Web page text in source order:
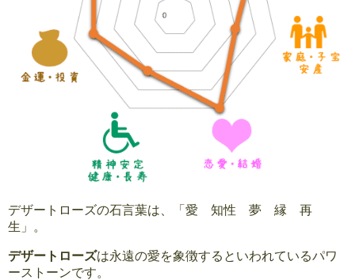
デザートローズの石言葉は、「愛 知性 夢 縁 再
生」。
デザートローズは永遠の愛を象徴するといわれているパワ
ーストーンです。